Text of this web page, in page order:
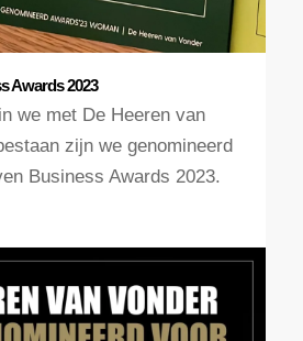
Awards 2023
we met De Heeren van
zijn we genomineerd
Business Awards 2023.